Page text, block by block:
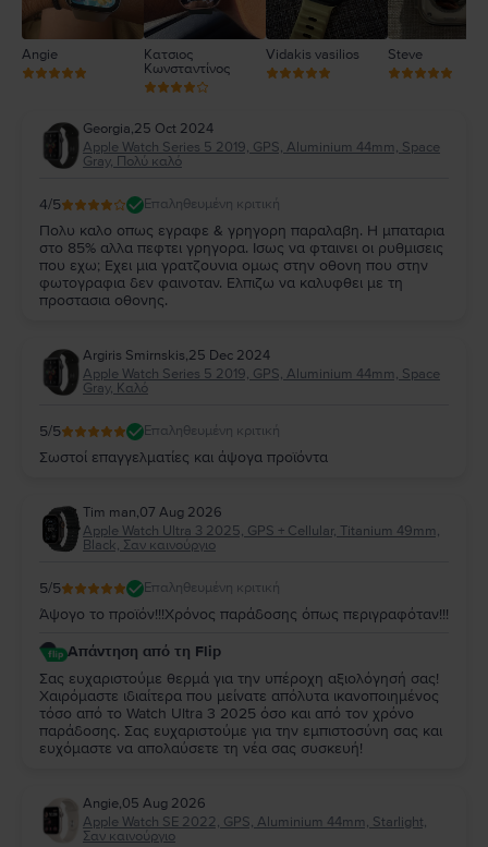
Angie
Κατσιος
Κωνσταντίνος
Vidakis vasilios Steve
Georgia,25 Oct 2024
Apple Watch Series 5 2019, GPS, Aluminium 44mm, Space
Gray, Πολύ καλό
4/5 Επαληθευμένη κριτική
Πολυ καλο οπως εγραφε & γρηγορη παραλαβη. Η μπαταρια
στο 85% αλλα πεφτει γρηγορα. Ισως να φταινει οι ρυθμισεις
που εχω; Εχει μια γρατζουνια ομως στην οθονη που στην
φωτογραφια δεν φαινοταν. Ελπιζω να καλυφθει με τη
προστασια οθονης.
Argiris Smirnskis,25 Dec 2024
Apple Watch Series 5 2019, GPS, Aluminium 44mm, Space
Gray, Καλό
5/5 Επαληθευμένη κριτική
Σωστοί επαγγελματίες και άψογα προϊόντα
Tim man,07 Aug 2026
Apple Watch Ultra 3 2025, GPS + Cellular, Titanium 49mm,
Black, Σαν καινούργιο
5/5 Επαληθευμένη κριτική
Άψογο το προϊόν!!!Χρόνος παράδοσης όπως περιγραφόταν!!!
Απάντηση από τη Flip
Σας ευχαριστούμε θερμά για την υπέροχη αξιολόγησή σας!
Χαιρόμαστε ιδιαίτερα που μείνατε απόλυτα ικανοποιημένος
τόσο από το Watch Ultra 3 2025 όσο και από τον χρόνο
παράδοσης. Σας ευχαριστούμε για την εμπιστοσύνη σας και
ευχόμαστε να απολαύσετε τη νέα σας συσκευή!
Angie,05 Aug 2026
Apple Watch SE 2022, GPS, Aluminium 44mm, Starlight,
Σαν καινούργιο